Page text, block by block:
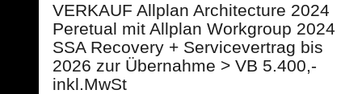
VERKAUF Allplan Architecture 2024
Peretual mit Allplan Workgroup 2024
SSA Recovery + Servicevertrag bis
2026 zur Übernahme > VB 5.400,-
inkl.MwSt